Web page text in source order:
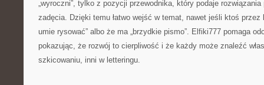
„wyroczni”, tylko z pozycji przewodnika, który podaje
zadęcia. Dzięki temu łatwo wejść w temat, nawet jeśli ktoś przez
umie rysować” albo że ma „brzydkie pismo”. Elfiki777 pomaga
pokazując, że rozwój to cierpliwość i że każdy może znaleźć
szkicowaniu, inni w letteringu.